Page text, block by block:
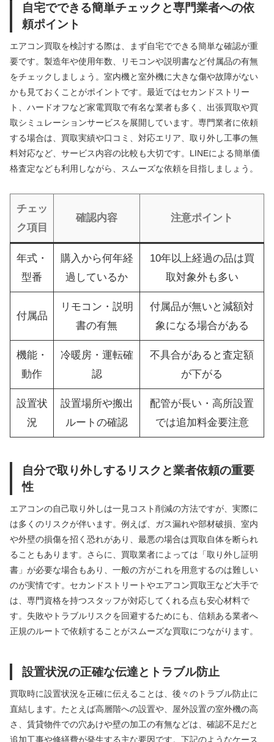
自宅でできる簡単チェックと専門業者への依
頼ポイント
エアコン買取を検討する際は、まず自宅でできる簡単な確認が重
要です。製造年や使用年数、リモコンや説明書など付属品の有無
をチェックしましょう。室内機と室外機に大きな傷や故障がない
かも見ておくことがポイントです。最近ではセカンドストリー
ト、ハードオフなど家電買取で有名な業者も多く、出張買取や買
取シミュレーションサービスを展開しています。専門業者に依頼
する場合は、買取実績や口コミ、対応エリア、取り外し工事の無
料対応など、サービス内容の比較も大切です。LINEによる簡単価
格査定なども利用しながら、スムーズな依頼を目指しましょう。
チェッ
ク項目
確認内容 注意ポイント
年式・
型番
購入から何年経
過しているか
10年以上経過の品は買
取対象外も多い
付属品
リモコン・説明
書の有無
付属品が無いと減額対
象になる場合がある
機能・
動作
冷暖房・運転確
認
不具合があると査定額
が下がる
設置状
況
設置場所や搬出
ルートの確認
配管が長い・高所設置
では追加料金要注意
自分で取り外しするリスクと業者依頼の重要
性
エアコンの自己取り外しは一見コスト削減の方法ですが、実際に
は多くのリスクが伴います。例えば、ガス漏れや部材破損、室内
や外壁の損傷を招く恐れがあり、最悪の場合は買取自体を断られ
ることもあります。さらに、買取業者によっては「取り外し証明
書」が必要な場合もあり、一般の方がこれを用意するのは難しい
のが実情です。セカンドストリートやエアコン買取王など大手で
は、専門資格を持つスタッフが対応してくれる点も安心材料で
す。失敗やトラブルリスクを回避するためにも、信頼ある業者へ
正規のルートで依頼することがスムーズな買取につながります。
設置状況の正確な伝達とトラブル防止
買取時に設置状況を正確に伝えることは、後々のトラブル防止に
直結します。たとえば高層階への設置や、屋外設置の室外機の高
さ、賃貸物件での穴あけや壁の加工の有無などは、確認不足だと
追加工事や修繕費が発生する主な要因です。下記のようなケース